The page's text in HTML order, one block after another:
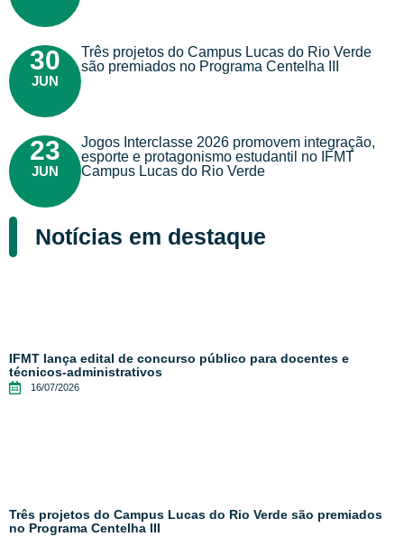
30
JUN
Três projetos do Campus Lucas do Rio Verde
são premiados no Programa Centelha III
23
JUN
Jogos Interclasse 2026 promovem integração,
esporte e protagonismo estudantil no IFMT
Campus Lucas do Rio Verde
Notícias em destaque
IFMT lança edital de concurso público para docentes e
técnicos-administrativos
16/07/2026
Três projetos do Campus Lucas do Rio Verde são premiados
no Programa Centelha III